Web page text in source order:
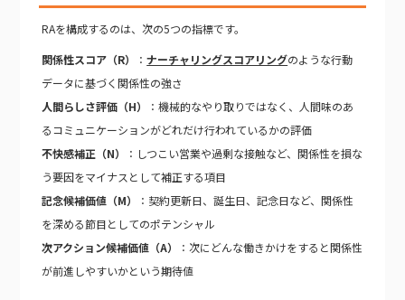
RAを構成するのは、次の5つの指標です。
関係性スコア（R）
：ナーチャリングスコアリングのような行動
データに基づく関係性の強さ
人間らしさ評価（H）
：機械的なやり取りではなく、人間味のあ
るコミュニケーションがどれだけ行われているかの評価
不快感補正（N）
：しつこい営業や過剰な接触など、関係性を損な
う要因をマイナスとして補正する項目
記念候補価値（M）
：契約更新日、誕生日、記念日など、関係性
を深める節目としてのポテンシャル
次アクション候補価値（A）
：次にどんな働きかけをすると関係性
が前進しやすいかという期待値